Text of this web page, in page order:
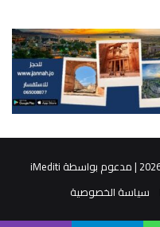
iMediti
سياسة الخصوصية